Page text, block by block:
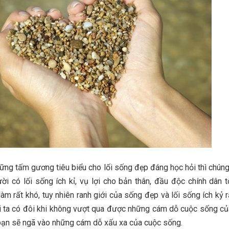
tấm gương tiêu biểu cho lối sống đẹp đáng học hỏi thì
có lối sống ích kỉ, vụ lợi cho bản thân, đầu độc chính dân
rất khó, tuy nhiên ranh giới của sống đẹp và lối sống ích kỷ
ta có đôi khi không vượt qua được những cám dỗ cuộc sống
sẽ ngã vào những cám dỗ xấu xa của cuộc sống.